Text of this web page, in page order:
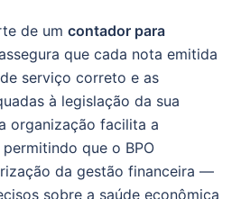
de um contador para
que cada nota emitida
serviço correto e as
à legislação da sua
organização facilita a
que o BPO
da gestão financeira —
sobre a saúde econômica